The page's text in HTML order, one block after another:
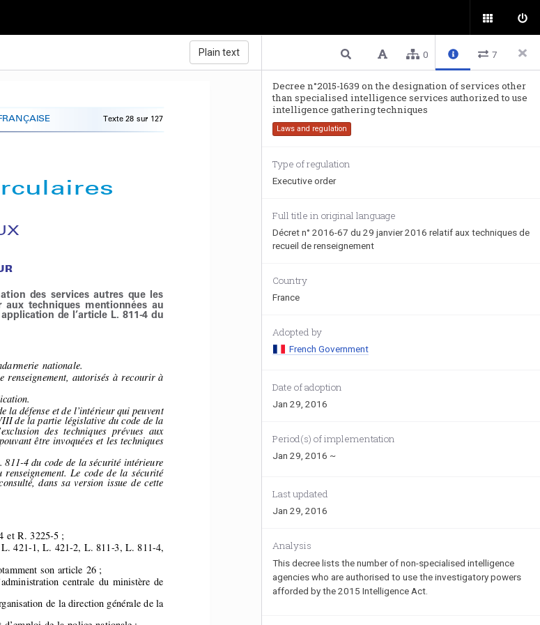
Plain text
des services autres que les
aux techniques mentionnées au
application de l’article L. 811-4 du
nationale.
renseignement, autorisés à recourir à
la défense et de l’intérieur qui peuvent
de la partie législative du code de la
des  techniques prévues aux
pouvant être invoquées et les techniques
811-4 du code de la sécurité intérieure
renseignement. Le code de la sécurité
dans sa version issue de cette
et  R. 3225-5 ;
L. 421-1, L. 421-2, L. 811-3, L. 811-4,
son article 26 ;
centrale du ministère de
de la direction générale de la
Texte 28 sur 127
0 7
Decree n°2015-1639 on the designation of services other
than specialised intelligence services authorized to use
intelligence gathering techniques
Laws and regulation
Type of regulation
Executive order
Full title in original language
Décret n° 2016-67 du 29 janvier 2016 relatif aux techniques de
recueil de renseignement
Country
France
Adopted by
French Government
Date of adoption
Jan 29, 2016
Period(s) of implementation
Jan 29, 2016 ~
Last updated
Jan 29, 2016
Analysis
This decree lists the number of non-specialised intelligence
agencies who are authorised to use the investigatory powers
afforded by the 2015 Intelligence Act.